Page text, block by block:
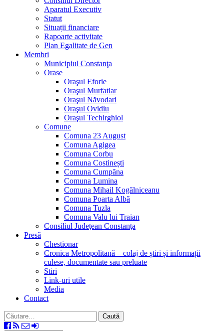
Aparatul Executiv
Statut
Situații financiare
Rapoarte activitate
Plan Egalitate de Gen
Membri
Municipiul Constanţa
Orase
Oraşul Eforie
Oraşul Murfatlar
Oraşul Năvodari
Oraşul Ovidiu
Oraşul Techirghiol
Comune
Comuna 23 August
Comuna Agigea
Comuna Corbu
Comuna Costinești
Comuna Cumpăna
Comuna Lumina
Comuna Mihail Kogălniceanu
Comuna Poarta Albã
Comuna Tuzla
Comuna Valu lui Traian
Consiliul Judeţean Constanţa
Presã
Chestionar
Cronica Metropolitană – colaj de știri și informații
culese, documentate sau preluate
Stiri
Link-uri utile
Media
Contact
Caută
după: